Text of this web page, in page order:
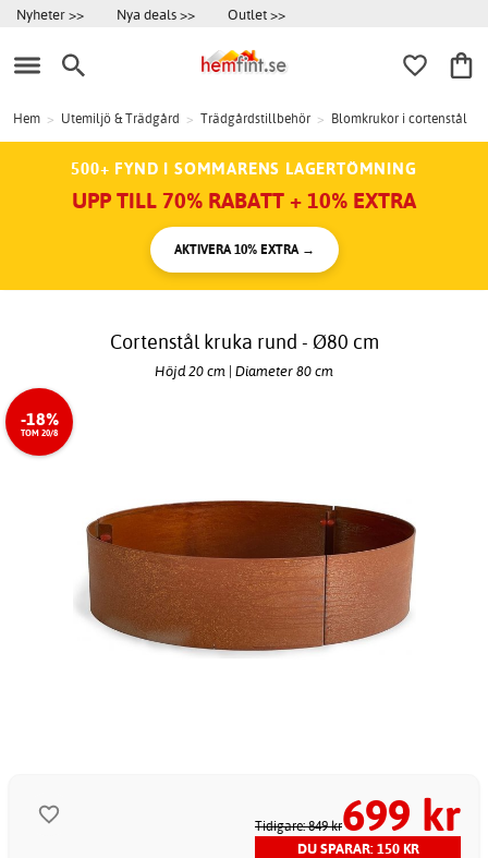
Nyheter >> Nya deals >> Outlet >>
Hem > Utemiljö & Trädgård > Trädgårdstillbehör > Blomkrukor i cortenstål
500+ FYND I SOMMARENS LAGERTÖMNING
UPP TILL 70% RABATT + 10% EXTRA
AKTIVERA 10% EXTRA →
Cortenstål kruka rund - Ø80 cm
Höjd 20 cm | Diameter 80 cm
-18%
TOM 20/8
Tidigare: 849 kr699 kr
DU SPARAR: 150 KR